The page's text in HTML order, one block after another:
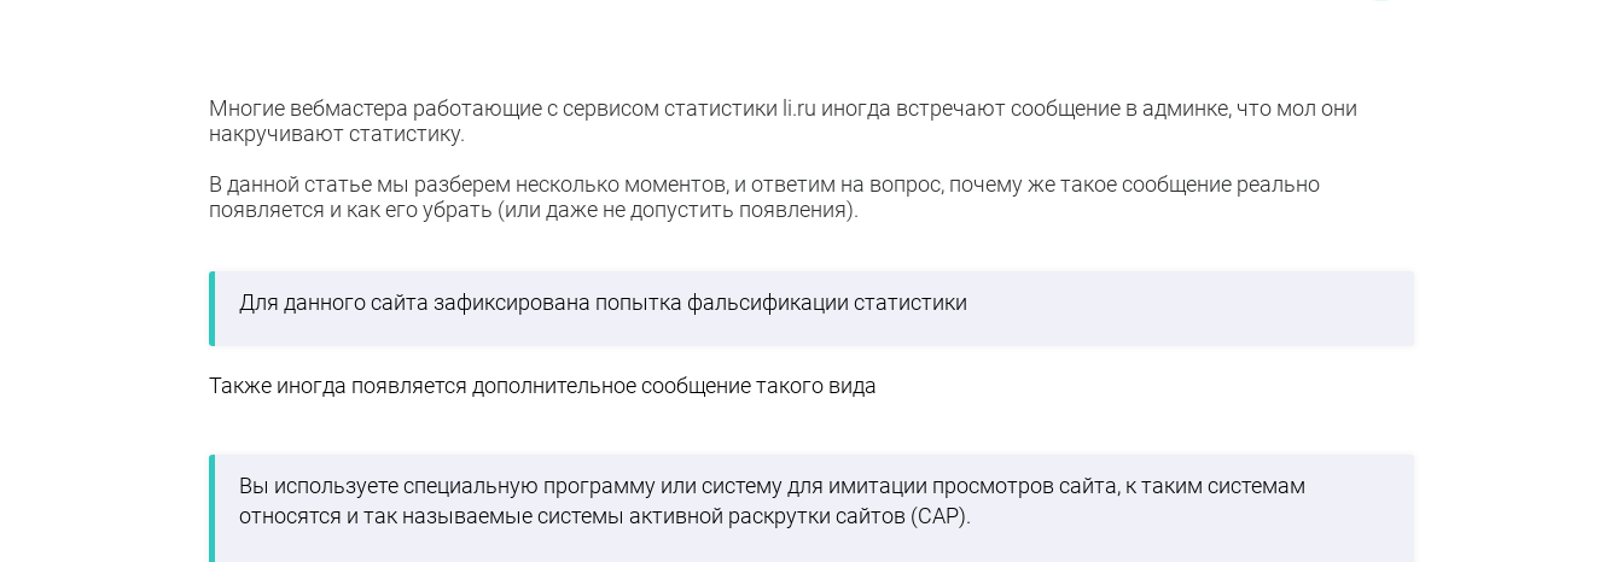
Многие вебмастера работающие с сервисом статистики li.ru иногда встречают сообщение в админке, что мол они
накручивают статистику.
В данной статье мы разберем несколько моментов, и ответим на вопрос, почему же такое сообщение реально
появляется и как его убрать (или даже не допустить появления).
Для данного сайта зафиксирована попытка фальсификации статистики
Также иногда появляется дополнительное сообщение такого вида
Вы используете специальную программу или систему для имитации просмотров сайта, к таким системам
относятся и так называемые системы активной раскрутки сайтов (САР).